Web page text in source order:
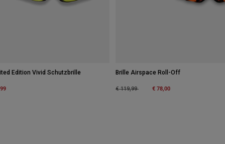
Edition Vivid Schutzbrille Brille Airspace Roll-Off
Price reduced from
€ 119,99to € 78,00